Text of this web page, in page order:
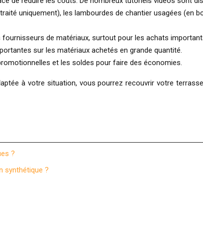
uniquement), les lambourdes de chantier usagées (en
fournisseurs de matériaux, surtout pour les achats
sur les matériaux achetés en grande quantité.
et les soldes pour faire des économies.
à votre situation, vous pourrez recouvrir votre
?
synthétique ?